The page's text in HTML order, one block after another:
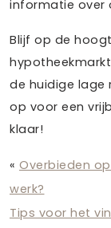
informatie over
Blijf op de
de huidige lage
op voor een
klaar!
« Overbieden
werk?
Tips voor het